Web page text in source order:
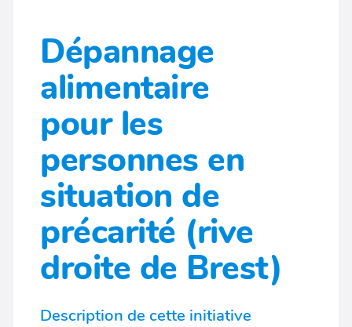
Dépannage
alimentaire
pour les
personnes en
situation de
précarité (rive
droite de Brest)
Description de cette initiative